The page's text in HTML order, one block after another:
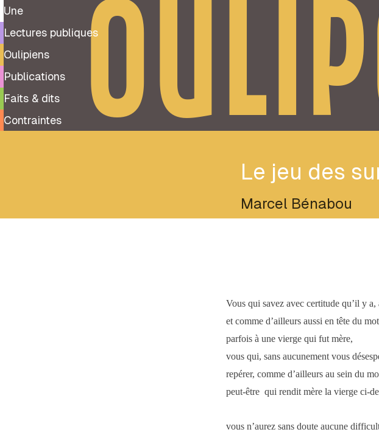
Une
Lectures publiques
Oulipiens
Publications
Faits & dits
Contraintes
Le jeu des
Marcel Bénabou
Vous qui savez avec certitude qu’il y
et comme d’ailleurs aussi en tête du
parfois à une vierge qui fut mère,
vous qui, sans aucunement vous
repérer, comme d’ailleurs au sein du
peut-être qui rendit mère la vierge ci-
vous n’aurez sans doute aucune